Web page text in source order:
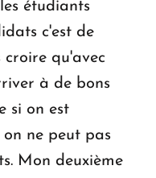
étudiants
c'est de
croire qu'avec
à de bons
si on est
ne peut pas
Mon deuxième